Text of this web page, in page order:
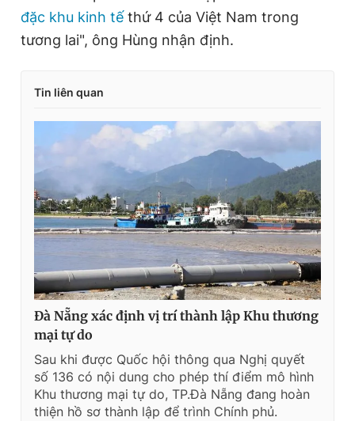
đặc khu kinh tếthứ 4 của Việt Nam trong
tương lai", ông Hùng nhận định.
Tin liên quan
Đà Nẵng xác định vị trí thành lập Khu thương
mại tự do
Sau khi được Quốc hội thông qua Nghị quyết
số 136 có nội dung cho phép thí điểm mô hình
Khu thương mại tự do, TP.Đà Nẵng đang hoàn
thiện hồ sơ thành lập để trình Chính phủ.